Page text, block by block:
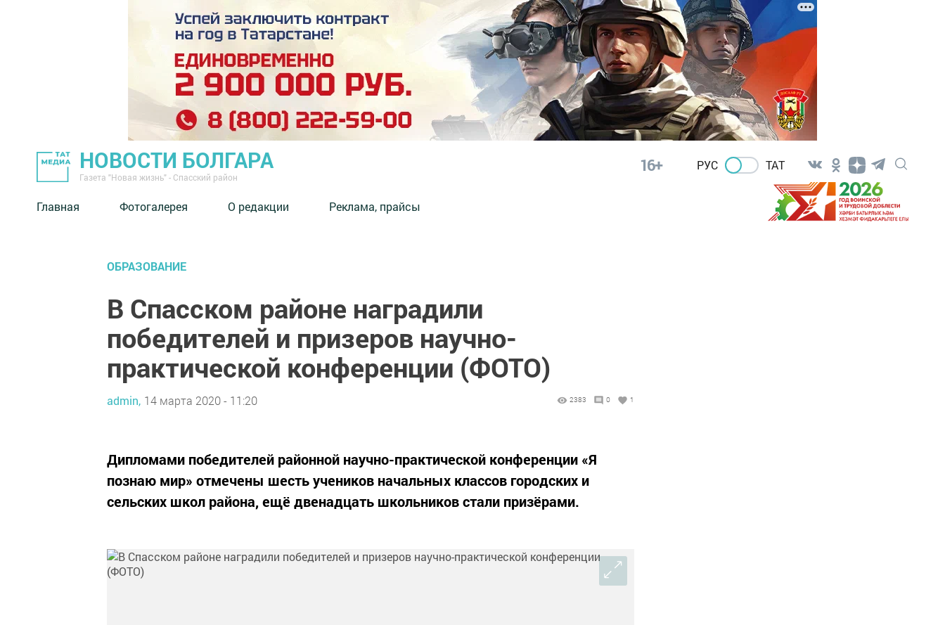
НОВОСТИ БОЛГАРА
Газета "Новая жизнь" - Спасский район
16+ РУС ТАТ
Главная Фотогалерея О редакции Реклама, прайсы
ОБРАЗОВАНИЕ
В Спасском районе наградили
победителей и призеров научно-
практической конференции (ФОТО)
admin, 14 марта 2020 - 11:20 2383 0 1
Дипломами победителей районной научно-практической конференции «Я
познаю мир» отмечены шесть учеников начальных классов городских и
сельских школ района, ещё двенадцать школьников стали призёрами.